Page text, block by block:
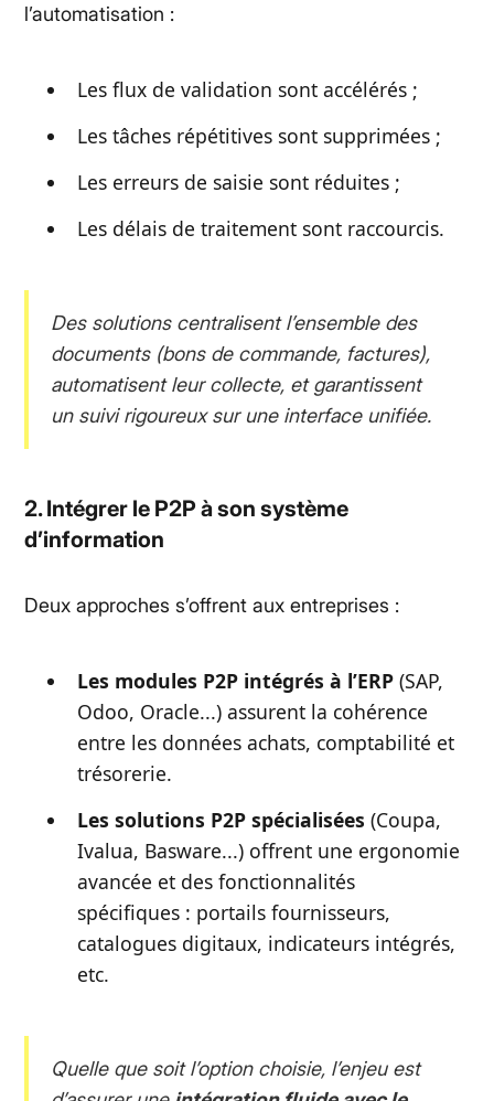
l’automatisation :
Les flux de validation sont accélérés ;
Les tâches répétitives sont supprimées ;
Les erreurs de saisie sont réduites ;
Les délais de traitement sont raccourcis.
Des solutions centralisent l’ensemble des
documents (bons de commande, factures),
automatisent leur collecte, et garantissent
un suivi rigoureux sur une interface unifiée.
2. Intégrer le P2P à son système
d’information
Deux approches s’offrent aux entreprises :
Les modules P2P intégrés à l’ERP (SAP,
Odoo, Oracle...) assurent la cohérence
entre les données achats, comptabilité et
trésorerie.
Les solutions P2P spécialisées (Coupa,
Ivalua, Basware...) offrent une ergonomie
avancée et des fonctionnalités
spécifiques : portails fournisseurs,
catalogues digitaux, indicateurs intégrés,
etc.
Quelle que soit l’option choisie, l’enjeu est